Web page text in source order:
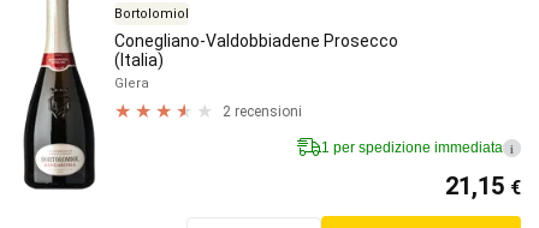
Bortolomiol
Conegliano-Valdobbiadene Prosecco
(Italia)
Glera
2 recensioni
1 per spedizione immediata i
21,15 €